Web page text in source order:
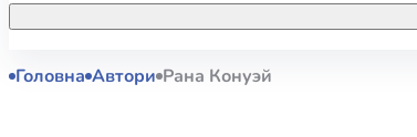
Акційні пропозиції
Головна Автори Рана Конуэй